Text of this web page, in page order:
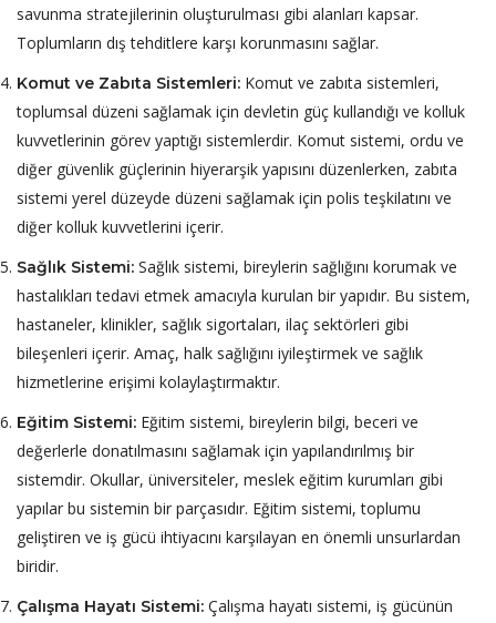
savunma stratejilerinin oluşturulması gibi alanları kapsar.
Toplumların dış tehditlere karşı korunmasını sağlar.
Komut ve Zabıta Sistemleri: Komut ve zabıta sistemleri,
toplumsal düzeni sağlamak için devletin güç kullandığı ve kolluk
kuvvetlerinin görev yaptığı sistemlerdir. Komut sistemi, ordu ve
diğer güvenlik güçlerinin hiyerarşik yapısını düzenlerken, zabıta
sistemi yerel düzeyde düzeni sağlamak için polis teşkilatını ve
diğer kolluk kuvvetlerini içerir.
Sağlık Sistemi: Sağlık sistemi, bireylerin sağlığını korumak ve
hastalıkları tedavi etmek amacıyla kurulan bir yapıdır. Bu sistem,
hastaneler, klinikler, sağlık sigortaları, ilaç sektörleri gibi
bileşenleri içerir. Amaç, halk sağlığını iyileştirmek ve sağlık
hizmetlerine erişimi kolaylaştırmaktır.
Eğitim Sistemi: Eğitim sistemi, bireylerin bilgi, beceri ve
değerlerle donatılmasını sağlamak için yapılandırılmış bir
sistemdir. Okullar, üniversiteler, meslek eğitim kurumları gibi
yapılar bu sistemin bir parçasıdır. Eğitim sistemi, toplumu
geliştiren ve iş gücü ihtiyacını karşılayan en önemli unsurlardan
biridir.
Çalışma Hayatı Sistemi: Çalışma hayatı sistemi, iş gücünün